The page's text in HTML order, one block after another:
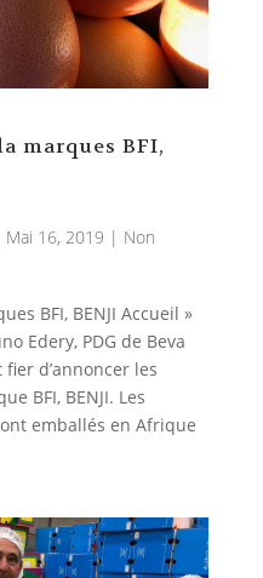
marques BFI,
Mai 16, 2019 | Non
BFI, BENJI Accueil »
Edery, PDG de Beva
d’annoncer les
BFI, BENJI. Les
emballés en Afrique